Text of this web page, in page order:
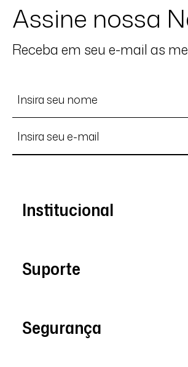
Assine nossa
Receba em seu e-mail as
Institucional
Suporte
Segurança